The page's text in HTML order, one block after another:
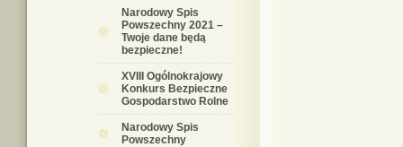
Narodowy Spis
Powszechny 2021 –
Twoje dane będą
bezpieczne!
XVIII Ogólnokrajowy
Konkurs Bezpieczne
Gospodarstwo Rolne
Narodowy Spis
Powszechny